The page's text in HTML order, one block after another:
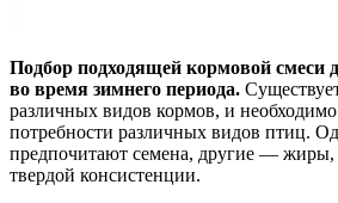
Подбор подходящей кормовой смеси
во время зимнего периода.
различных видов кормов, и
потребности различных видов птиц.
предпочитают семена, другие —
твердой консистенции.